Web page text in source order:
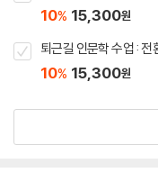
10% 15,300원
퇴근길 인문학 수업 : 전
10% 15,300원